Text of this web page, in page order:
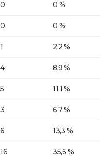
0 0 %
0 0 %
1 2,2 %
4 8,9 %
5 11,1 %
3 6,7 %
6 13,3 %
16 35,6 %